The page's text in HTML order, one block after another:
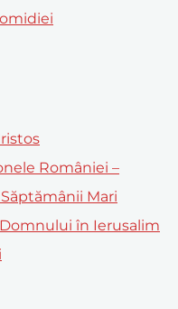
României –
Mari
în Ierusalim